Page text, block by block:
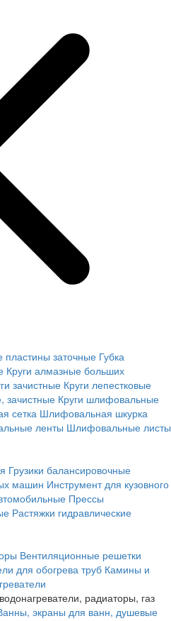
заточные Губка
Круги алмазные больших
зачистные Круги лепестковые
зачистные Круги шлифовальные
сетка Шлифовальная шкурка
ленты Шлифовальные листы
Грузики балансировочные
машин Инструмент для кузовного
Прессы
Растяжки гидравлические
Вентиляционные решетки
для обогрева труб Камины и
радиаторы, газ
экраны для ванн, душевые